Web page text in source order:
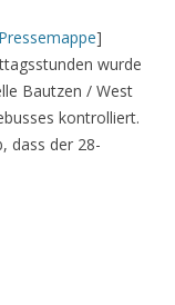
Pressemappe]
wurde
Bautzen / West
kontrolliert.
dass der 28-